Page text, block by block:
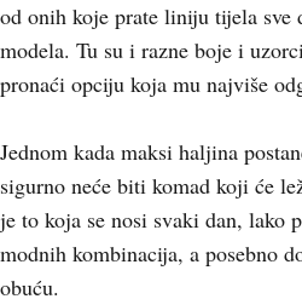
od onih koje prate liniju tijela sve
modela. Tu su i razne boje i
pronaći opciju koja mu najviše
Jednom kada maksi haljina
sigurno neće biti komad koji će
je to koja se nosi svaki dan, lako
modnih kombinacija, a posebno
obuću.